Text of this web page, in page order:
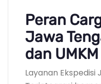
Peran
Jawa
dan UMKM
Layanan